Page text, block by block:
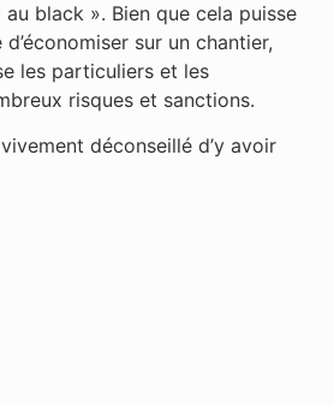
black ». Bien que cela puisse
sur un chantier,
les particuliers et les
risques et sanctions.
déconseillé d’y avoir